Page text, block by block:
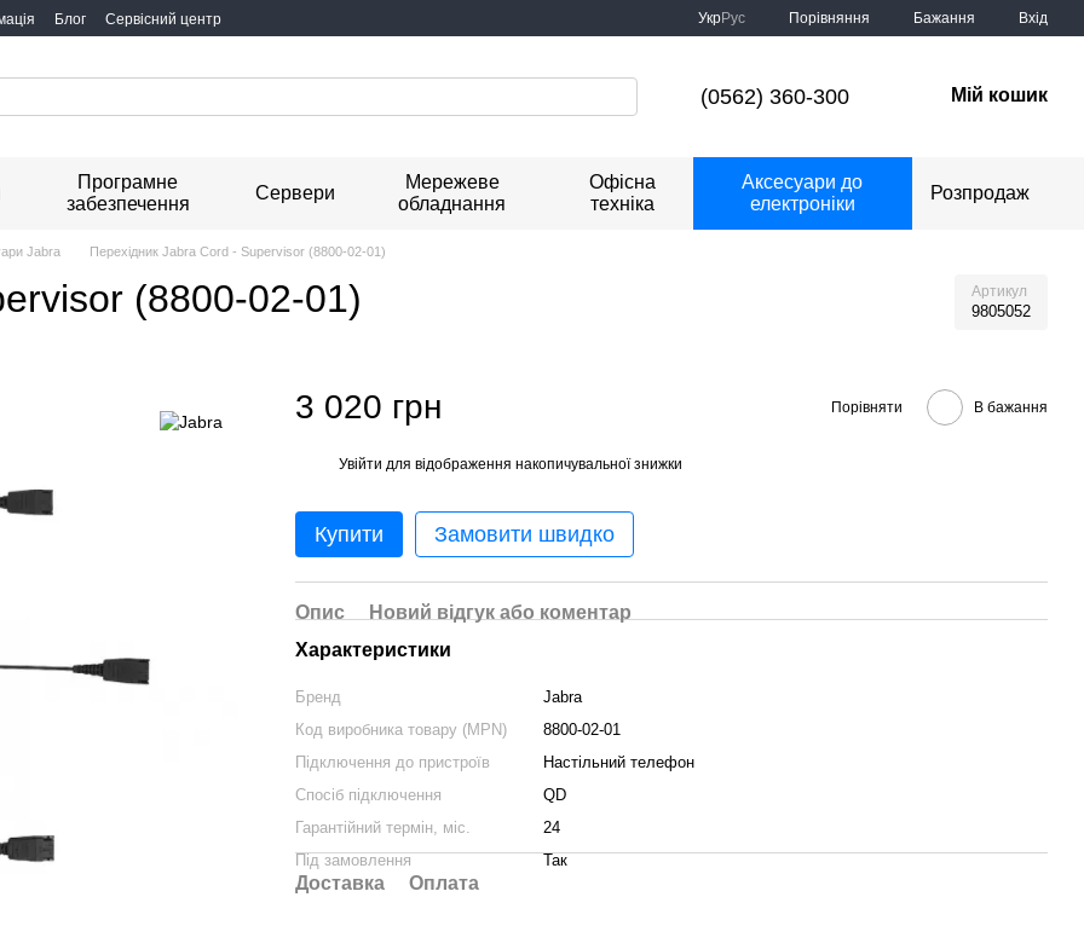
Блог Сервісний центр УкрРус Порівняння Бажання Вхід
(0562) 360-300 Мій кошик
Програмне
забезпечення
Сервери
Мережеве
обладнання
Офісна
техніка
Аксесуари до
електроніки
Розпродаж
Jabra Перехідник Jabra Cord - Supervisor (8800-02-01)
(8800-02-01) Артикул
9805052
3 020 грн Порівняти В бажання
Увійти для відображення накопичувальної знижки
Купити Замовити швидко
Опис
Новий відгук або коментар
Характеристики
Бренд
Jabra
Код виробника товару (MPN)
8800-02-01
Підключення до пристроїв
Настільний телефон
Спосіб підключення
QD
Гарантійний термін, міс.
24
Під замовлення
Так
Доставка Оплата